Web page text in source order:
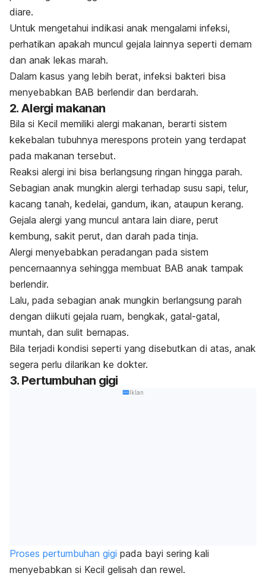
diare.
Untuk mengetahui indikasi anak mengalami infeksi,
perhatikan apakah muncul gejala lainnya seperti demam
dan anak lekas marah.
Dalam kasus yang lebih berat, infeksi bakteri bisa
menyebabkan BAB berlendir dan berdarah.
2. Alergi makanan
Bila si Kecil memiliki alergi makanan, berarti sistem
kekebalan tubuhnya merespons protein yang terdapat
pada makanan tersebut.
Reaksi alergi ini bisa berlangsung ringan hingga parah.
Sebagian anak mungkin alergi terhadap susu sapi, telur,
kacang tanah, kedelai, gandum, ikan, ataupun kerang.
Gejala alergi yang muncul antara lain diare, perut
kembung, sakit perut, dan darah pada tinja.
Alergi menyebabkan peradangan pada sistem
pencernaannya sehingga membuat BAB anak tampak
berlendir.
Lalu, pada sebagian anak mungkin berlangsung parah
dengan diikuti gejala ruam, bengkak, gatal-gatal,
muntah, dan sulit bernapas.
Bila terjadi kondisi seperti yang disebutkan di atas, anak
segera perlu dilarikan ke dokter.
3. Pertumbuhan gigi
Iklan
Proses pertumbuhan gigi pada bayi sering kali
menyebabkan si Kecil gelisah dan rewel.